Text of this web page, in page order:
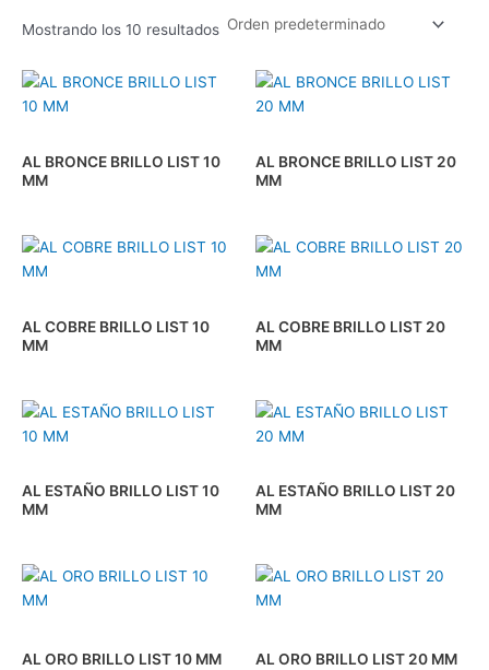
Mostrando los 10 resultados
AL BRONCE BRILLO LIST 10
MM
AL BRONCE BRILLO LIST 20
MM
AL COBRE BRILLO LIST 10
MM
AL COBRE BRILLO LIST 20
MM
AL ESTAÑO BRILLO LIST 10
MM
AL ESTAÑO BRILLO LIST 20
MM
AL ORO BRILLO LIST 10 MM AL ORO BRILLO LIST 20 MM